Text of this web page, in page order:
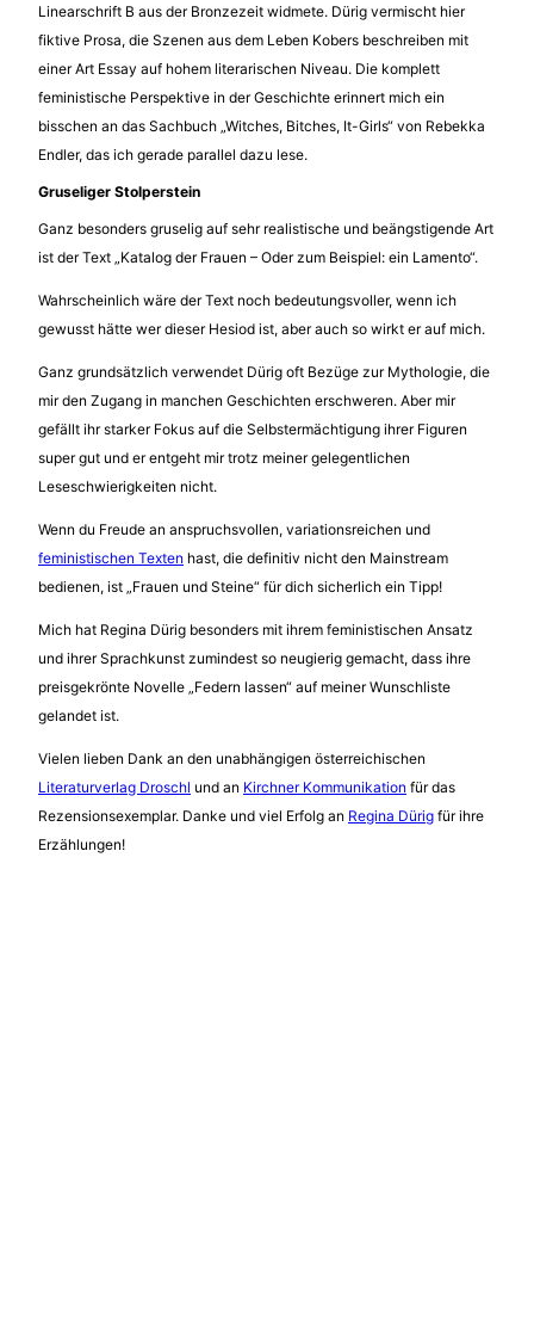
Linearschrift B aus der Bronzezeit widmete. Dürig vermischt hier
fiktive Prosa, die Szenen aus dem Leben Kobers beschreiben mit
einer Art Essay auf hohem literarischen Niveau. Die komplett
feministische Perspektive in der Geschichte erinnert mich ein
bisschen an das Sachbuch „Witches, Bitches, It-Girls“ von Rebekka
Endler, das ich gerade parallel dazu lese.
Gruseliger Stolperstein
Ganz besonders gruselig auf sehr realistische und beängstigende Art
ist der Text „Katalog der Frauen – Oder zum Beispiel: ein Lamento“.
Wahrscheinlich wäre der Text noch bedeutungsvoller, wenn ich
gewusst hätte wer dieser Hesiod ist, aber auch so wirkt er auf mich.
Ganz grundsätzlich verwendet Dürig oft Bezüge zur Mythologie, die
mir den Zugang in manchen Geschichten erschweren. Aber mir
gefällt ihr starker Fokus auf die Selbstermächtigung ihrer Figuren
super gut und er entgeht mir trotz meiner gelegentlichen
Leseschwierigkeiten nicht.
Wenn du Freude an anspruchsvollen, variationsreichen und
feministischen Texten hast, die definitiv nicht den Mainstream
bedienen, ist „Frauen und Steine“ für dich sicherlich ein Tipp!
Mich hat Regina Dürig besonders mit ihrem feministischen Ansatz
und ihrer Sprachkunst zumindest so neugierig gemacht, dass ihre
preisgekrönte Novelle „Federn lassen“ auf meiner Wunschliste
gelandet ist.
Vielen lieben Dank an den unabhängigen österreichischen
Literaturverlag Droschl und an Kirchner Kommunikation für das
Rezensionsexemplar. Danke und viel Erfolg an Regina Dürig für ihre
Erzählungen!